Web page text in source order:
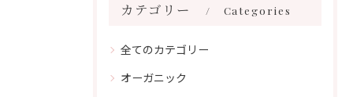
カテゴリー Categories
全てのカテゴリー
オーガニック